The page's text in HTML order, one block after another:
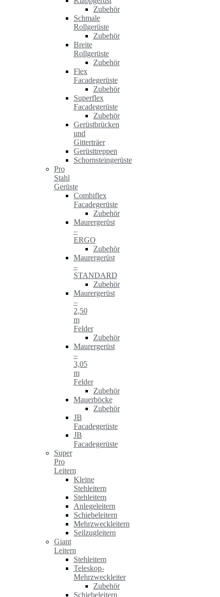
Zubehör
Schmale
Rollgerüste
Zubehör
Breite
Rollgerüste
Zubehör
Flex
Facadegerüste
Zubehör
Superflex
Facadegerüste
Zubehör
Gerüstbrücken
und
Gitterträer
Gerüsttreppen
Schornsteingerüste
Pro
Stahl
Gerüste
Combiflex
Facadegerüste
Zubehör
Maurergerüst
–
ERGO
Zubehör
Maurergerüst
–
STANDARD
Zubehör
Maurergerüst
–
2,50
m
Felder
Zubehör
Maurergerüst
–
3,05
m
Felder
Zubehör
Mauerböcke
Zubehör
JB
Facadegerüste
JB
Facadegerüste
Super
Pro
Leitern
Kleine
Stehleitern
Stehleitern
Anlegeleitern
Schiebeleitern
Mehrzweckleitern
Seilzugleitern
Giant
Leitern
Stehleitern
Teleskop-
Mehrzweckleiter
Zubehör
Schiebeleitern